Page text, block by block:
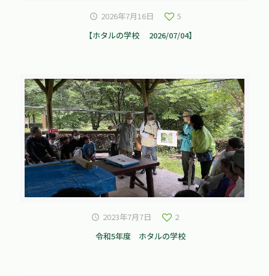
2026年7月16日
5
【ホタルの学校 2026/07/04】
2023年7月7日
2
令和5年度 ホタルの学校